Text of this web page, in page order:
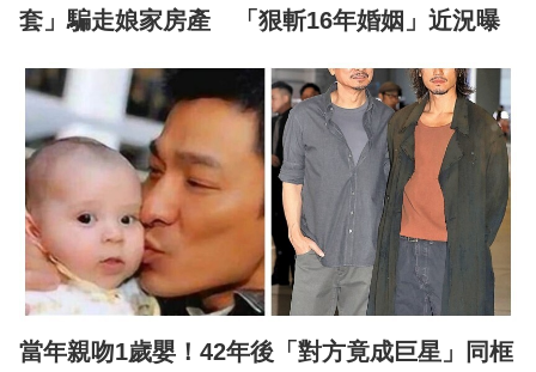
套」騙走娘家房產 「狠斬16年婚姻」近況曝
當年親吻1歲嬰！42年後「對方竟成巨星」同框